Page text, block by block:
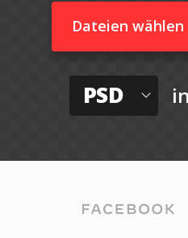
Dateien wählen
PSD in